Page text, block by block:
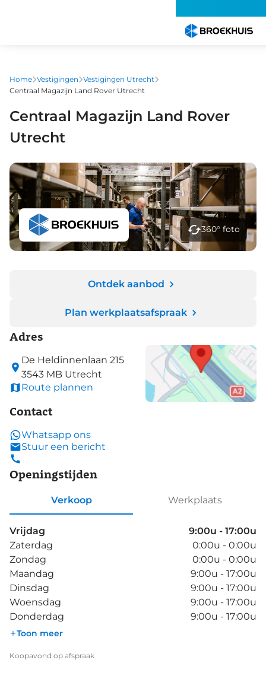
gaan
Home Vestigingen Vestigingen Utrecht
Centraal Magazijn Land Rover Utrecht
Centraal Magazijn Land Rover
Utrecht
360° foto
Adres
De Heldinnenlaan 215
3543 MB Utrecht
Route plannen
Contact
Whatsapp ons
Stuur een bericht
Ontdek aanbod
Plan werkplaatsafspraak
Openingstijden
Verkoop Werkplaats
Vrijdag
9:00u - 17:00u
Zaterdag
0:00u - 0:00u
Zondag
0:00u - 0:00u
Maandag
9:00u - 17:00u
Dinsdag
9:00u - 17:00u
Woensdag
9:00u - 17:00u
Donderdag
9:00u - 17:00u
Toon meer
Koopavond op afspraak